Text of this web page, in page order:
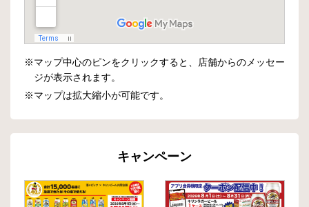
※マップ中心のピンをクリックすると、店舗からのメッセー
ジが表示されます。
※マップは拡大縮小が可能です。
キャンペーン